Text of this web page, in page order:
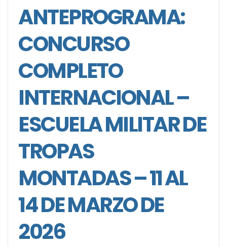
ANTEPROGRAMA:
CONCURSO
COMPLETO
INTERNACIONAL –
ESCUELA MILITAR DE
TROPAS
MONTADAS – 11 AL
14 DE MARZO DE
2026